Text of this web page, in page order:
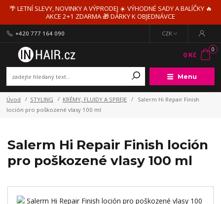
🌴 LETNÍ SLEVY, NOVINKY A VÝPRODEJ ☀️ VÝHODNÉ SADY A BALÍČKY 🔥
AKCE 2+1 ZDARMA 🎁 DÁRKY K OBJEDNÁVCE
Menu
CZK
+420 777 164 090
0
0 Kč
Úvod STYLING KRÉMY, FLUIDY A SPREJE
Salerm Hi Repair Finish
loción pro poškozené vlasy 100 ml
Salerm Hi Repair Finish loción
pro poškozené vlasy 100 ml